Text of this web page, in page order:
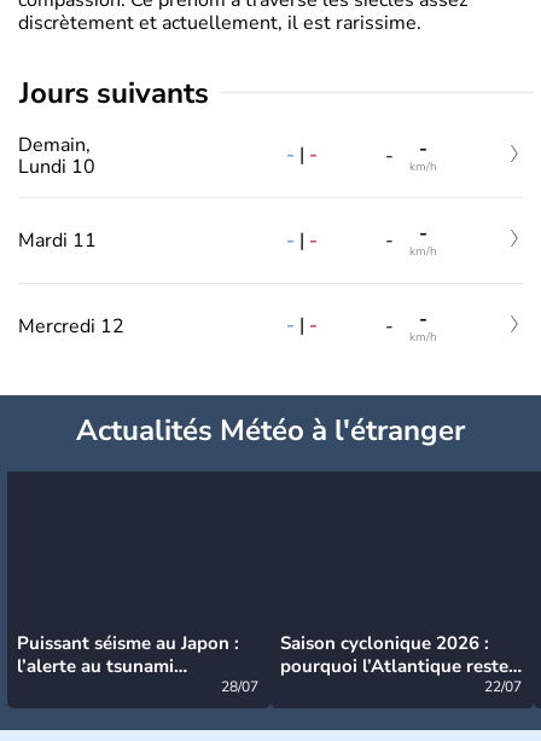
discrètement et actuellement, il est rarissime.
jours suivants
Demain,
Lundi 10
- | - - -
km/h
Mardi 11 - | - - -
km/h
Mercredi 12 - | - - -
km/h
Actualités Météo à l'étranger
Puissant séisme au Japon :
l’alerte au tsunami
28/07
Saison cyclonique 2026 :
pourquoi l’Atlantique reste
22/07